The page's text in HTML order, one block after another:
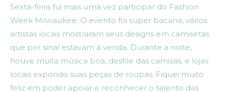
Sexta-feira fui mais uma vez participar do Fashion
Week Milwaukee. O evento foi super bacana, vários
artistas locais mostraram seus designs em camisetas
que por sinal estavam à venda. Durante a noite,
houve muita música boa, desfile das camisas, e lojas
locais expondo suas peças de roupas. Fiquei muito
feliz em poder apoiar e reconhecer o talento das